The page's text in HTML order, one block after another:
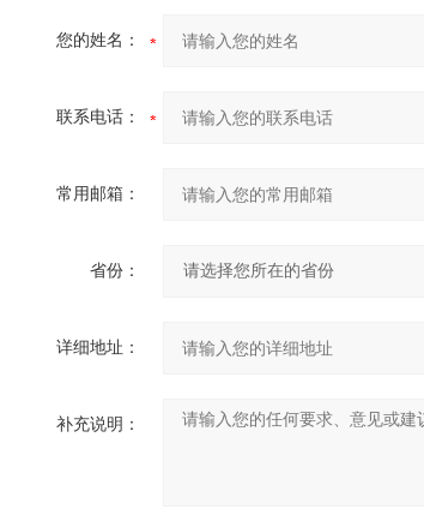
您的姓名：
联系电话：
常用邮箱：
省份：
详细地址：
补充说明：